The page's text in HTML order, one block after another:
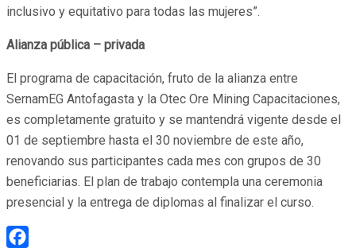
inclusivo y equitativo para todas las mujeres”.
Alianza pública – privada
El programa de capacitación, fruto de la alianza entre
SernamEG Antofagasta y la Otec Ore Mining Capacitaciones,
es completamente gratuito y se mantendrá vigente desde el
01 de septiembre hasta el 30 noviembre de este año,
renovando sus participantes cada mes con grupos de 30
beneficiarias. El plan de trabajo contempla una ceremonia
presencial y la entrega de diplomas al finalizar el curso.